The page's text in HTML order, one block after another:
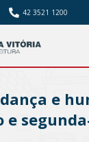
42 3521 1200
e
e